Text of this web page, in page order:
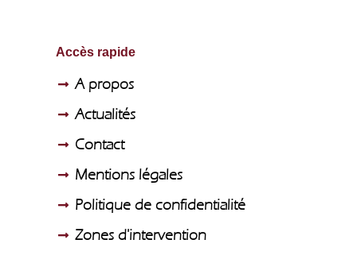
Accès rapide
A propos
Actualités
Contact
Mentions légales
Politique de confidentialité
Zones d'intervention